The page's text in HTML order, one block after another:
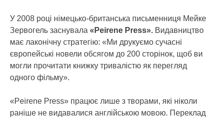
У 2008 році німецько-британська письменниця Мейке
Зервогель заснувала «Peirene Press». Видавництво
має лаконічну стратегію: «Ми друкуємо сучасні
європейські новели обсягом до 200 сторінок, щоб ви
могли прочитати книжку тривалістю як перегляд
одного фільму».
«Peirene Press» працює лише з творами, які ніколи
раніше не видавалися англійською мовою. Переклад